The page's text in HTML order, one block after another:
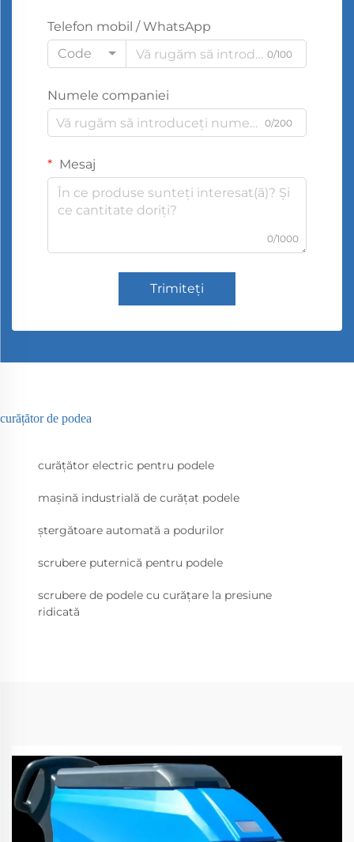
Telefon mobil / WhatsApp
Code
0/100
Numele companiei
0/200
Mesaj
0/1000
Trimiteți
curățător de podea
curățător electric pentru podele
mașină industrială de curățat podele
ștergătoare automată a podurilor
scrubere puternică pentru podele
scrubere de podele cu curățare la presiune
ridicată